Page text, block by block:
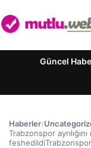
Güncel
Haberler›
Trabzonspor
feshedildiTrabzonspor